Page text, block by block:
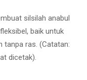
silsilah anabul
baik untuk
tanpa ras. (Catatan:
dicetak).